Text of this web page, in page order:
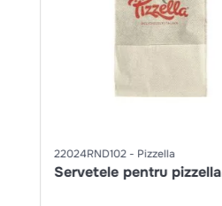
22024RND102 Pizzella
Servetele pentru pizzella